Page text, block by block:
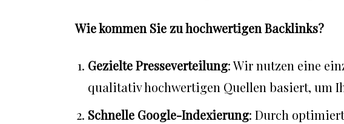
Wie kommen Sie zu hochwertigen Backlinks?
Gezielte Presseverteilung: Wir nutzen eine
qualitativ hochwertigen Quellen basiert, um
Schnelle Google-Indexierung: Durch